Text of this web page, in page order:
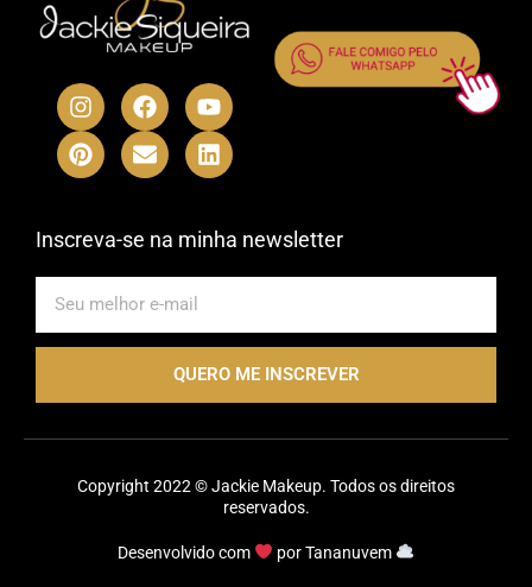
I
n
s
t
a
r
m
F
a
c
e
b
o
Y
o
u
t
u
e
P
i
n
t
e
e
t
E
n
v
e
l
p
L
i
n
k
e
i
Inscreva-se na minha newsletter
QUERO ME INSCREVER
Copyright 2022 © Jackie Makeup. Todos os direitos
reservados.
Desenvolvido com porTananuvem